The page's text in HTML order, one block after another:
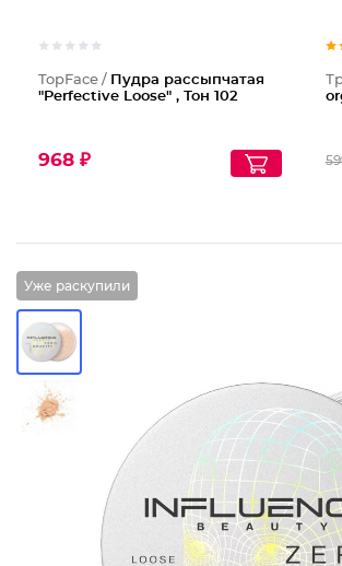
TopFace / Пудра рассыпчатая
"Perfective Loose" , Тон 102
968 ₽
Уже раскупили